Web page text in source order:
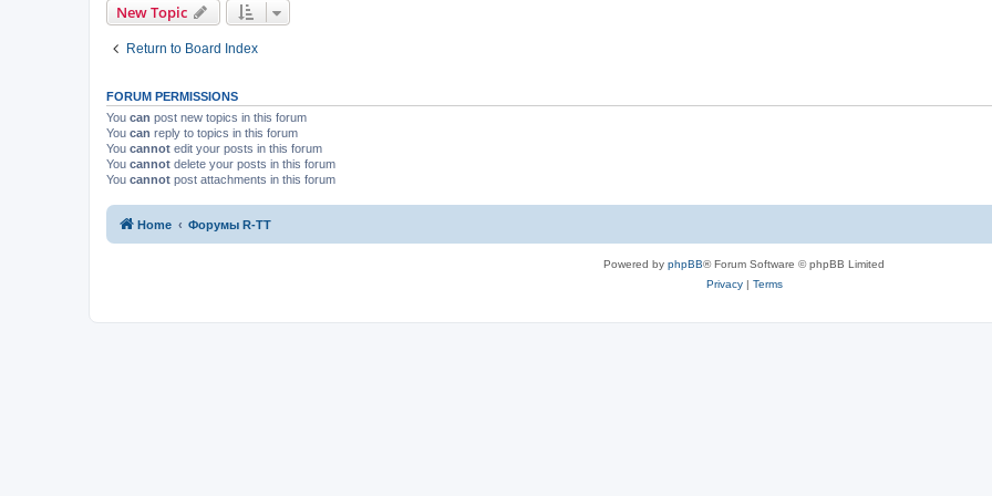
e
New Topic
Return to Board Index
FORUM PERMISSIONS
You can post new topics in this forum
You can reply to topics in this forum
You cannot edit your posts in this forum
You cannot delete your posts in this forum
You cannot post attachments in this forum
Home Форумы R-TT
Powered by phpBB® Forum Software © phpBB Limited
Privacy| Terms